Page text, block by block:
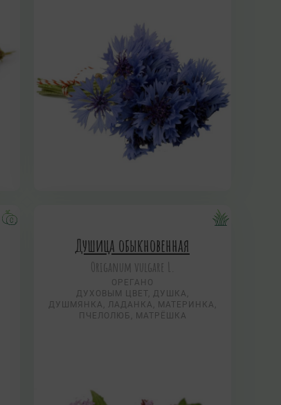
Душица обыкновенная
Origanum vulgare L.
ОРЕГАНО
ДУХОВЫМ ЦВЕТ, ДУШКА,
ДУШМЯНКА, ЛАДАНКА, МАТЕРИНКА,
ПЧЕЛОЛЮБ, МАТРЁШКА